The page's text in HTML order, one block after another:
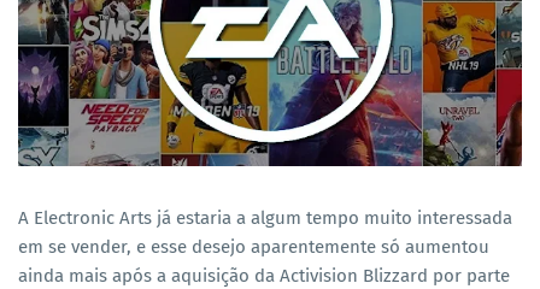
A Electronic Arts já estaria a algum tempo muito interessada
em se vender, e esse desejo aparentemente só aumentou
ainda mais após a aquisição da Activision Blizzard por parte